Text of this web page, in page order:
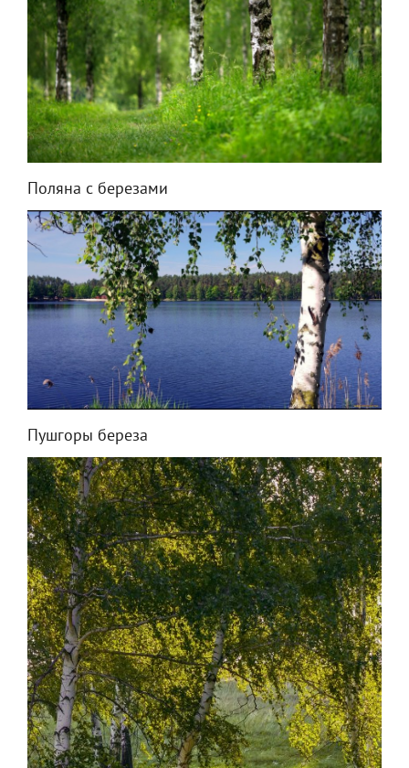
Поляна с березами
Пушгоры береза